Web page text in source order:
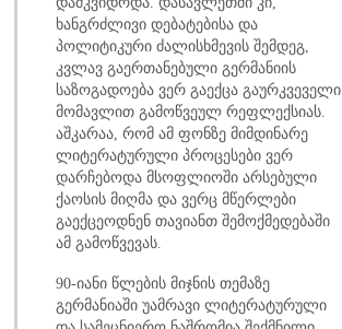
ხანგრძლივი დებატებისა და
პოლიტიკური ძალისხმევის შემდეგ,
კვლავ გაერთანებული გერმანიის
საზოგადოება ვერ გაექცა გაურკვეველი
მომავლით გამოწვეულ რეფლექსიას.
აშკარაა, რომ ამ ფონზე მიმდინარე
ლიტერატურული პროცესები ვერ
დარჩებოდა მსოფლიოში არსებული
ქაოსის მიღმა და ვერც მწერლები
გაექცეოდნენ თავიანთ შემოქმედებაში
ამ გამოწვევას.
90-იანი წლების მიჯნის თემაზე
გერმანიაში უამრავი ლიტერატურული